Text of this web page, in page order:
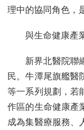
理中的協同角色，
與生命健康產
新界北醫院聯
民。牛潭尾旗艦醫
等一系列規劃，若
作區的生命健康產
成為集醫療服務、